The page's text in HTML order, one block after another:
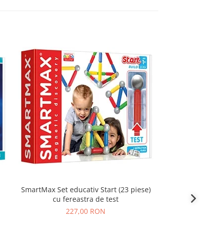
SmartMax Set educativ Start (23 piese)
cu fereastra de test
227,00 RON